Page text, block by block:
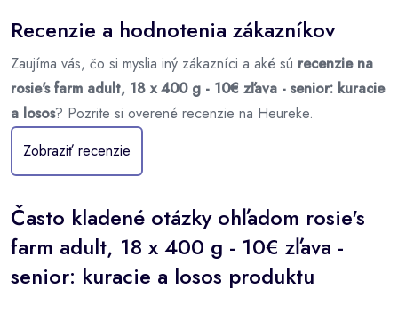
Recenzie a hodnotenia zákazníkov
Zaujíma vás, čo si myslia iný zákazníci a aké sú recenzie na
rosie's farm adult, 18 x 400 g - 10€ zľava - senior: kuracie
a losos? Pozrite si overené recenzie na Heureke.
Zobraziť recenzie
Často kladené otázky ohľadom rosie's
farm adult, 18 x 400 g - 10€ zľava -
senior: kuracie a losos produktu